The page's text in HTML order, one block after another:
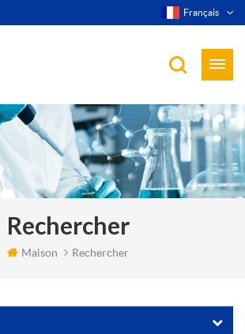
Français
Rechercher
Maison Rechercher